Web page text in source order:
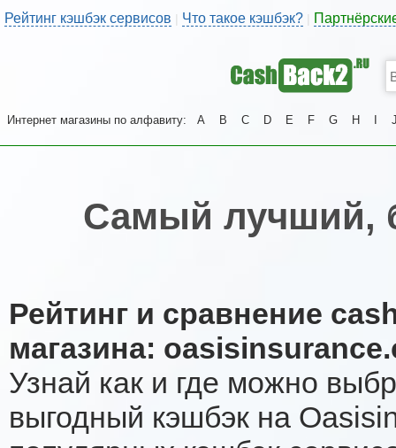
Рейтинг кэшбэк сервисов | Что такое кэшбэк?
Интернет магазины по алфавиту: A B C D E F G H
Самый лучший,
Рейтинг и сравнение
магазина:
Узнай как и где можно
выгодный кэшбэк на